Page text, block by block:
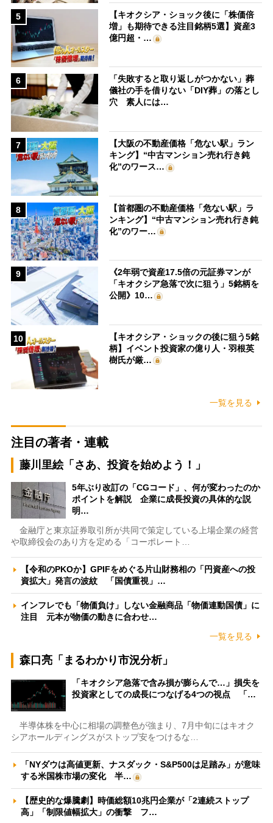
5
【キオクシア・ショック後に「株価倍
増」も期待できる注目銘柄5選】資産3
億円超・…
6
「失敗すると取り返しがつかない」葬
儀社の手を借りない「DIY葬」の落とし
穴 素人には…
7
【大阪の不動産価格「危ない駅」ラン
キング】“中古マンション売れ行き鈍
化”のワース…
8
【首都圏の不動産価格「危ない駅」ラ
ンキング】“中古マンション売れ行き鈍
化”のワー…
9
《2年弱で資産17.5倍の元証券マンが
「キオクシア急落で次に狙う」5銘柄を
公開》10…
10
【キオクシア・ショックの後に狙う5銘
柄】イベント投資家の億り人・羽根英
樹氏が厳…
一覧を見る
注目の著者・連載
藤川里絵「さあ、投資を始めよう！」
5年ぶり改訂の「CGコード」、何が変わったのか
ポイントを解説 企業に成長投資の具体的な説
明…
金融庁と東京証券取引所が共同で策定している上場企業の経営
や取締役会のあり方を定める「コーポレート…
【令和のPKOか】GPIFをめぐる片山財務相の「円資産への投
資拡大」発言の波紋 「国債重視」…
インフレでも「物価負け」しない金融商品「物価連動国債」に
注目 元本が物価の動きに合わせ…
一覧を見る
森口亮「まるわかり市況分析」
「キオクシア急落で含み損が膨らんで…」損失を
投資家としての成長につなげる4つの視点 「…
半導体株を中心に相場の調整色が強まり、7月中旬にはキオク
シアホールディングスがストップ安をつけるな…
「NYダウは高値更新、ナスダック・S&P500は足踏み」が意味
する米国株市場の変化 半…
【歴史的な爆騰劇】時価総額10兆円企業が「2連続ストップ
高」「制限値幅拡大」の衝撃 フ…